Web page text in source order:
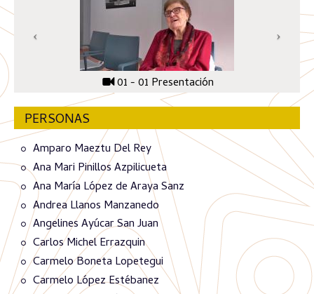
01 - 01 Presentación
PERSONAS
Amparo Maeztu Del Rey
Ana Mari Pinillos Azpilicueta
Ana María López de Araya Sanz
Andrea Llanos Manzanedo
Angelines Ayúcar San Juan
Carlos Michel Errazquin
Carmelo Boneta Lopetegui
Carmelo López Estébanez